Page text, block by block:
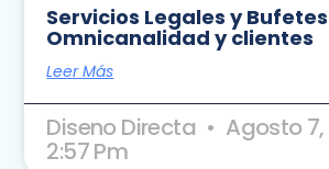
Servicios Legales y
Omnicanalidad y clientes
Leer Más
Diseno Directa Agosto
2:57 Pm